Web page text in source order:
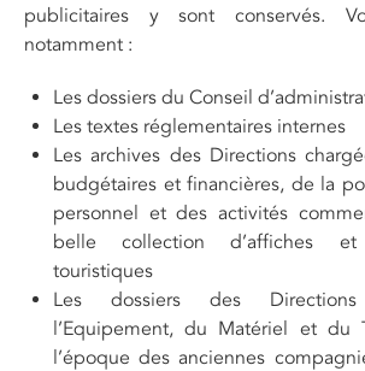
publicitaires y sont conservés.
notamment :
Les dossiers du Conseil
Les textes réglementaires internes
Les archives des Directions
budgétaires et financières, de la
personnel et des activités
belle collection d’affiches
touristiques
Les dossiers des
l’Equipement, du Matériel et du
l’époque des anciennes